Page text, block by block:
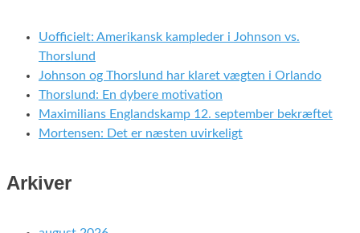
Uofficielt: Amerikansk kampleder i Johnson vs.
Thorslund
Johnson og Thorslund har klaret vægten i Orlando
Thorslund: En dybere motivation
Maximilians Englandskamp 12. september bekræftet
Mortensen: Det er næsten uvirkeligt
Arkiver